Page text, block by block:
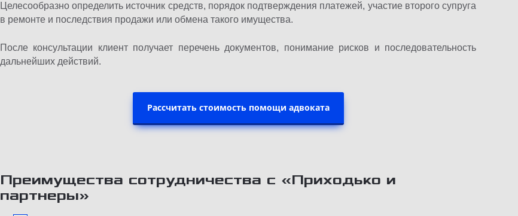
Целесообразно определить источник средств, порядок подтверждения платежей, участие второго супруга
в ремонте и последствия продажи или обмена такого имущества.
После консультации клиент получает перечень документов, понимание рисков и последовательность
дальнейших действий.
Рассчитать стоимость помощи адвоката
Преимущества сотрудничества с «Приходько и
партнеры»